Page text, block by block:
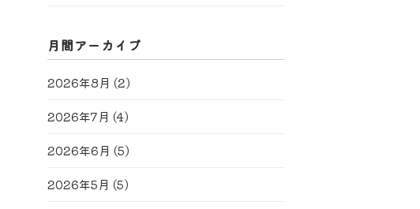
月間アーカイブ
2026年8月 (2)
2026年7月 (4)
2026年6月 (5)
2026年5月 (5)